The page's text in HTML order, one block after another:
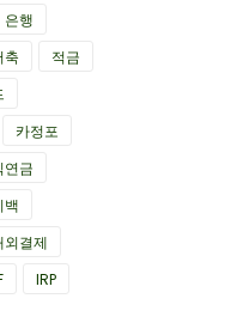
은행
축
적금
카정포
연금
백
외결제
IRP